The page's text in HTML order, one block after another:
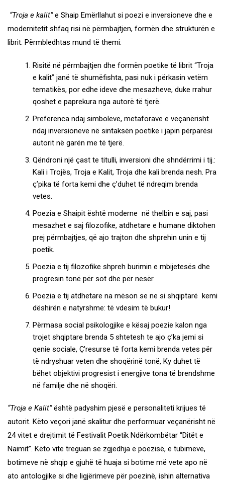
“Troja e kalit”e Shaip Emërllahut si poezi e inversioneve dhe e
modernitetit shfaq risi në përmbajtjen, formën dhe strukturën e
librit. Përmbledhtas mund të themi:
Risitë në përmbajtjen dhe formën poetike të librit “Troja
e kalit” janë të shumëfishta, pasi nuk i përkasin vetëm
tematikës, por edhe ideve dhe mesazheve, duke rrahur
qoshet e paprekura nga autorë të tjerë.
Preferenca ndaj simboleve, metaforave e veçanërisht
ndaj inversioneve në sintaksën poetike i japin përparësi
autorit në garën me të tjerë.
Qëndroni një çast te titulli, inversioni dhe shndërrimi i tij.:
Kali i Trojës, Troja e Kalit, Troja dhe kali brenda nesh. Pra
ç’pika të forta kemi dhe ç’duhet të ndreqim brenda
vetes.
Poezia e Shaipit është moderne në thelbin e saj, pasi
mesazhet e saj filozofike, atdhetare e humane diktohen
prej përmbajtjes, që ajo trajton dhe shprehin unin e tij
poetik.
Poezia e tij filozofike shpreh burimin e mbijetesës dhe
progresin tonë për sot dhe për nesër.
Poezia e tij atdhetare na mëson se ne si shqiptarë kemi
dëshirën e natyrshme: të vdesim të bukur!
Përmasa social psikologjike e kësaj poezie kalon nga
trojet shqiptare brenda 5 shtetesh te ajo ç’ka jemi si
qenie sociale, Ç’resurse të forta kemi brenda vetes për
të ndryshuar veten dhe shoqërinë tonë, Ky duhet të
bëhet objektivi progresist i energjive tona të brendshme
në familje dhe në shoqëri.
“Troja e Kalit”është padyshim pjesë e personaliteti krijues të
autorit. Këto veçori janë skalitur dhe performuar veçanërisht në
24 vitet e drejtimit të Festivalit Poetik Ndërkombëtar “Ditët e
Naimit”. Këto vite treguan se zgjedhja e poezisë, e tubimeve,
botimeve në shqip e gjuhë të huaja si botime më vete apo në
ato antologjike si dhe ligjërimeve për poezinë, ishin alternativa